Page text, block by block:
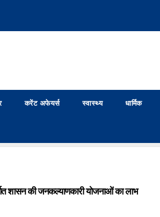
करेंट अफेयर्स स्वास्थ्य धार्मिक
शासन की जनकल्याणकारी योजनाओं का लाभ